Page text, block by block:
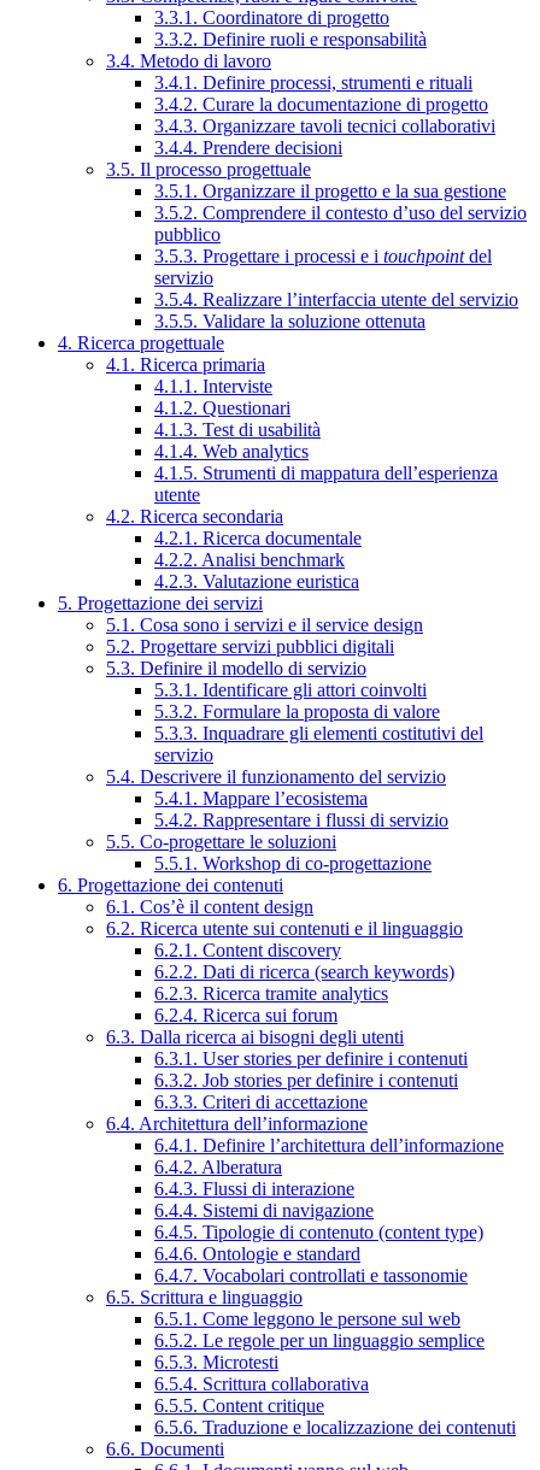
3.3.1. Coordinatore di progetto
3.3.2. Definire ruoli e responsabilità
3.4. Metodo di lavoro
3.4.1. Definire processi, strumenti e rituali
3.4.2. Curare la documentazione di progetto
3.4.3. Organizzare tavoli tecnici collaborativi
3.4.4. Prendere decisioni
3.5. Il processo progettuale
3.5.1. Organizzare il progetto e la sua gestione
3.5.2. Comprendere il contesto d’uso del servizio
pubblico
3.5.3. Progettare i processi e i touchpointdel
servizio
3.5.4. Realizzare l’interfaccia utente del servizio
3.5.5. Validare la soluzione ottenuta
4. Ricerca progettuale
4.1. Ricerca primaria
4.1.1. Interviste
4.1.2. Questionari
4.1.3. Test di usabilità
4.1.4. Web analytics
4.1.5. Strumenti di mappatura dell’esperienza
utente
4.2. Ricerca secondaria
4.2.1. Ricerca documentale
4.2.2. Analisi benchmark
4.2.3. Valutazione euristica
5. Progettazione dei servizi
5.1. Cosa sono i servizi e il service design
5.2. Progettare servizi pubblici digitali
5.3. Definire il modello di servizio
5.3.1. Identificare gli attori coinvolti
5.3.2. Formulare la proposta di valore
5.3.3. Inquadrare gli elementi costitutivi del
servizio
5.4. Descrivere il funzionamento del servizio
5.4.1. Mappare l’ecosistema
5.4.2. Rappresentare i flussi di servizio
5.5. Co-progettare le soluzioni
5.5.1. Workshop di co-progettazione
6. Progettazione dei contenuti
6.1. Cos’è il content design
6.2. Ricerca utente sui contenuti e il linguaggio
6.2.1. Content discovery
6.2.2. Dati di ricerca (search keywords)
6.2.3. Ricerca tramite analytics
6.2.4. Ricerca sui forum
6.3. Dalla ricerca ai bisogni degli utenti
6.3.1. User stories per definire i contenuti
6.3.2. Job stories per definire i contenuti
6.3.3. Criteri di accettazione
6.4. Architettura dell’informazione
6.4.1. Definire l’architettura dell’informazione
6.4.2. Alberatura
6.4.3. Flussi di interazione
6.4.4. Sistemi di navigazione
6.4.5. Tipologie di contenuto (content type)
6.4.6. Ontologie e standard
6.4.7. Vocabolari controllati e tassonomie
6.5. Scrittura e linguaggio
6.5.1. Come leggono le persone sul web
6.5.2. Le regole per un linguaggio semplice
6.5.3. Microtesti
6.5.4. Scrittura collaborativa
6.5.5. Content critique
6.5.6. Traduzione e localizzazione dei contenuti
6.6. Documenti